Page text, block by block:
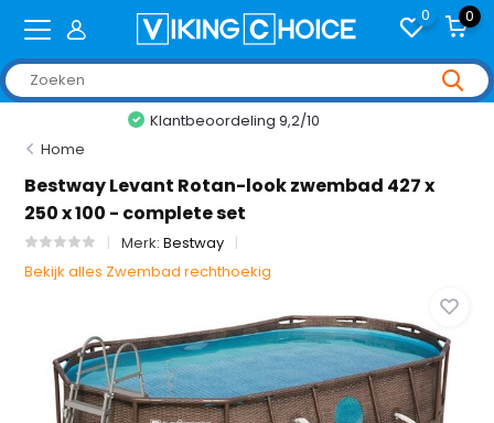
0 0
+2,000 reviews
Home
Bestway Levant Rotan-look zwembad 427 x
250 x 100 - complete set
Merk:Bestway
Bekijk alles Zwembad rechthoekig